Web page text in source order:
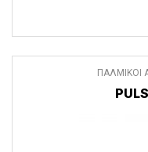
ΠΑΛΜΙΚΟΙ